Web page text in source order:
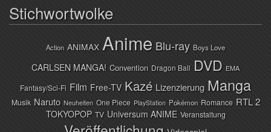
Stichwortwolke
Action ANIMAX Anime Blu-ray Boys Love
CARLSEN MANGA! Convention Dragon Ball DVD EMA
Fantasy/Sci-Fi Film Free-TV Kazé Lizenzierung Manga
Musik Naruto Neuheiten One Piece PlayStation Pokémon Romance RTL 2
TOKYOPOP TV Universum ANIME Veranstaltung